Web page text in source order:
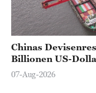
Chinas
Billionen US-
07-Aug-2026